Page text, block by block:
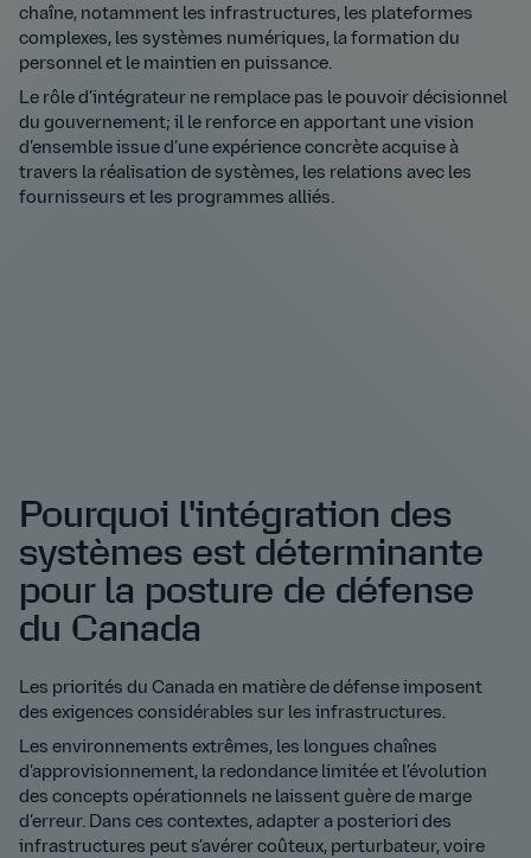
chaîne, notamment les infrastructures, les plateformes
complexes, les systèmes numériques, la formation du
personnel et le maintien en puissance.
Le rôle d’intégrateur ne remplace pas le pouvoir décisionnel
du gouvernement; il le renforce en apportant une vision
d’ensemble issue d’une expérience concrète acquise à
travers la réalisation de systèmes, les relations avec les
fournisseurs et les programmes alliés.
Pourquoi l'intégration des
systèmes est déterminante
pour la posture de défense
du Canada
Les priorités du Canada en matière de défense imposent
des exigences considérables sur les infrastructures.
Les environnements extrêmes, les longues chaînes
d’approvisionnement, la redondance limitée et l’évolution
des concepts opérationnels ne laissent guère de marge
d’erreur. Dans ces contextes, adapter a posteriori des
infrastructures peut s’avérer coûteux, perturbateur, voire